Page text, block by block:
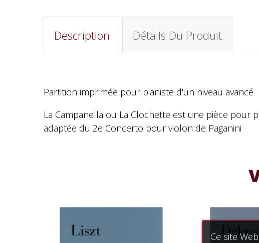
Description Détails Du Produit
Partition imprimée pour pianiste d'un niveau avancé
La Campanella ou La Clochette est une pièce pour
adaptée du 2e Concerto pour violon de Paganini
Ce site